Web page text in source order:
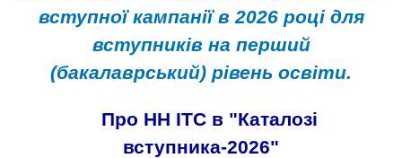
вступної кампанії в 2026 році для
вступників на перший
(бакалаврський) рівень освіти.
Про НН ІТС в "Каталозі
вступника-2026"